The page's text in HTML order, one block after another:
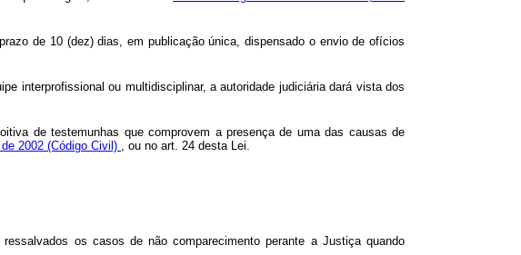
de 10 (dez) dias, em publicação única, dispensado o envio de ofícios
interprofissional ou multidisciplinar, a autoridade judiciária dará vista dos
de testemunhas que comprovem a presença de uma das causas de
2002 (Código Civil) , ou no art. 24 desta Lei.
os casos de não comparecimento perante a Justiça quando